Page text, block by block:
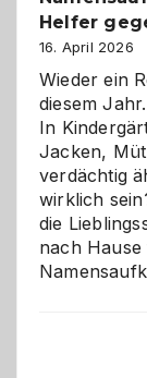
Helfer
16. April 2026
Wieder ein
diesem
In
Jacken,
verdächtig
wirklich
die
nach